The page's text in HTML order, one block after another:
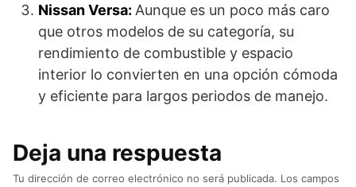
Nissan Versa: Aunque es un poco más caro
que otros modelos de su categoría, su
rendimiento de combustible y espacio
interior lo convierten en una opción cómoda
y eficiente para largos periodos de manejo.
Deja una respuesta
Tu dirección de correo electrónico no será publicada. Los campos